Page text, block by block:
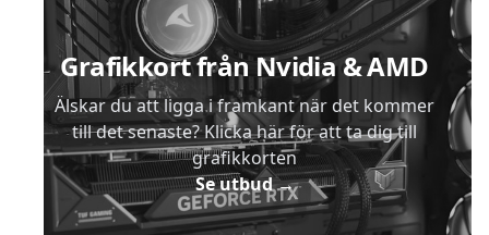
Grafikkort från Nvidia & AMD
Älskar du att ligga i framkant när det kommer
till det senaste? Klicka här för att ta dig till
grafikkorten
Se utbud→